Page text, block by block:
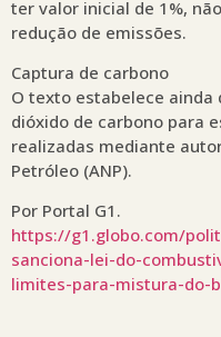
ter valor inicial de 1%,
redução de emissões.
Captura de carbono
O texto estabelece ainda
dióxido de carbono para
realizadas mediante
Petróleo (ANP).
Por Portal G1.
https://g1.globo.com/
sanciona-lei-do-
limites-para-mistura-do-